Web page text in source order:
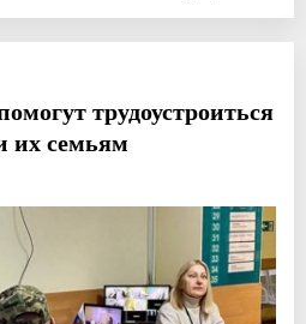
трудоустроиться
их семьям